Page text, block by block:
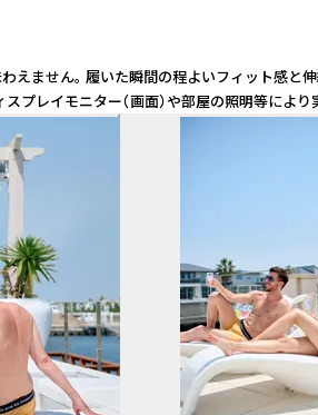
。 履いた瞬間の程よいフィット
レイモニター（画面）や部屋の照明等によ